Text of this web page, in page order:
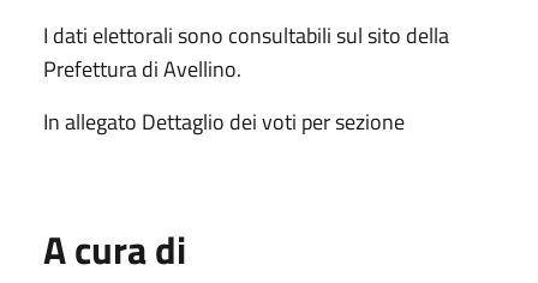
I dati elettorali sono consultabili sul sito della
Prefettura di Avellino.
In allegato Dettaglio dei voti per sezione
A cura di